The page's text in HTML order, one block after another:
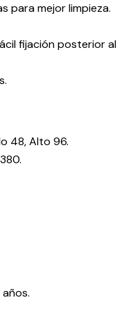
para mejor limpieza.
fijación posterior al
48, Alto 96.